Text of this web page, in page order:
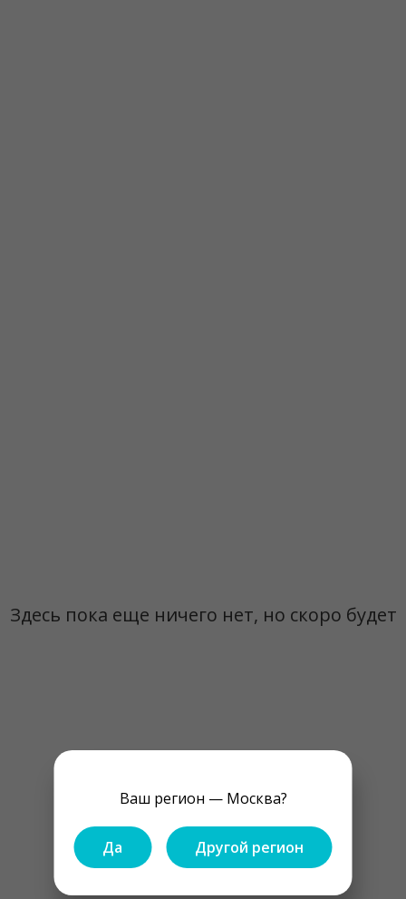
Ваш регион — Москва?
Да Другой регион
Здесь пока еще ничего нет, но скоро будет